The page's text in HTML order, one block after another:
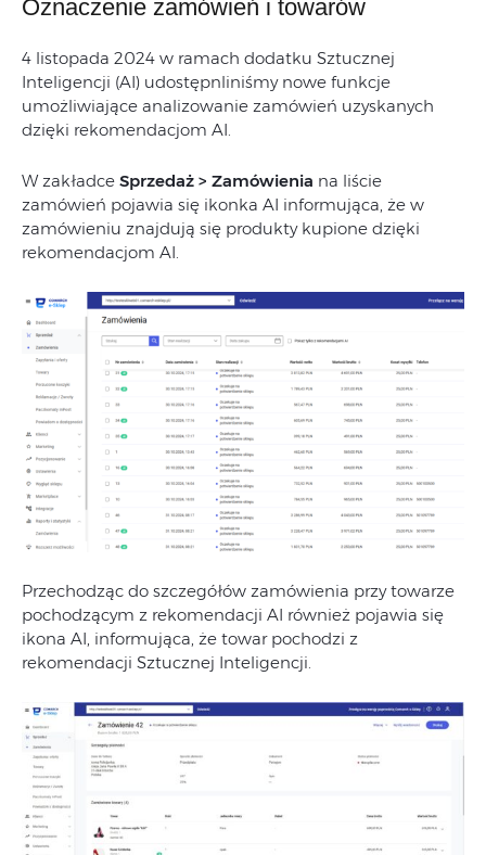
Oznaczenie zamówień i towarów
4 listopada 2024 w ramach dodatku Sztucznej
Inteligencji (AI) udostępnliniśmy nowe funkcje
umożliwiające analizowanie zamówień uzyskanych
dzięki rekomendacjom AI.
W zakładce Sprzedaż > Zamówienia na liście
zamówień pojawia się ikonka AI informująca, że w
zamówieniu znajdują się produkty kupione dzięki
rekomendacjom AI.
Przechodząc do szczegółów zamówienia przy towarze
pochodzącym z rekomendacji AI również pojawia się
ikona AI, informująca, że towar pochodzi z
rekomendacji Sztucznej Inteligencji.